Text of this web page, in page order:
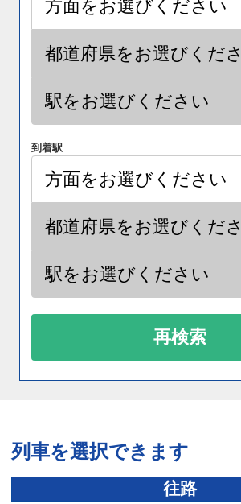
到着駅
再検索
列車を選択できます
往路